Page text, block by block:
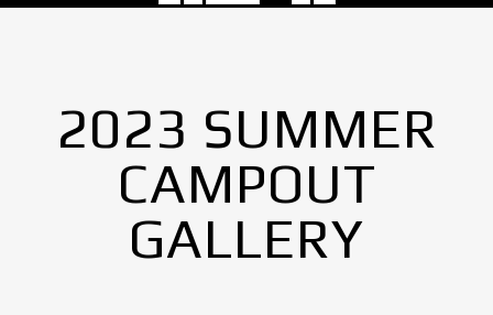
2023 SUMMER
CAMPOUT
GALLERY